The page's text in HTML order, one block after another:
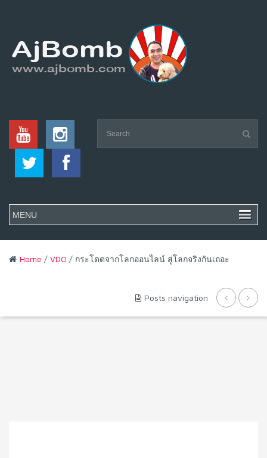
Home / VDO / กระโดดจากโลกออนไลน์ สู่โลกจริงกันเถอะ
Posts navigation